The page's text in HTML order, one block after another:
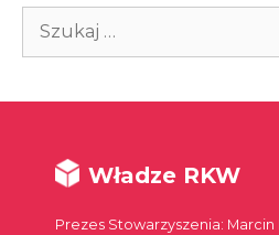
Szukaj:
Władze RKW
Prezes Stowarzyszenia: